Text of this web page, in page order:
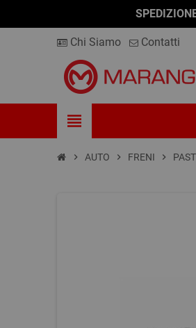
Chi Siamo Contatti
view_headline
chevron_right AUTO chevron_right FRENI chevron_right